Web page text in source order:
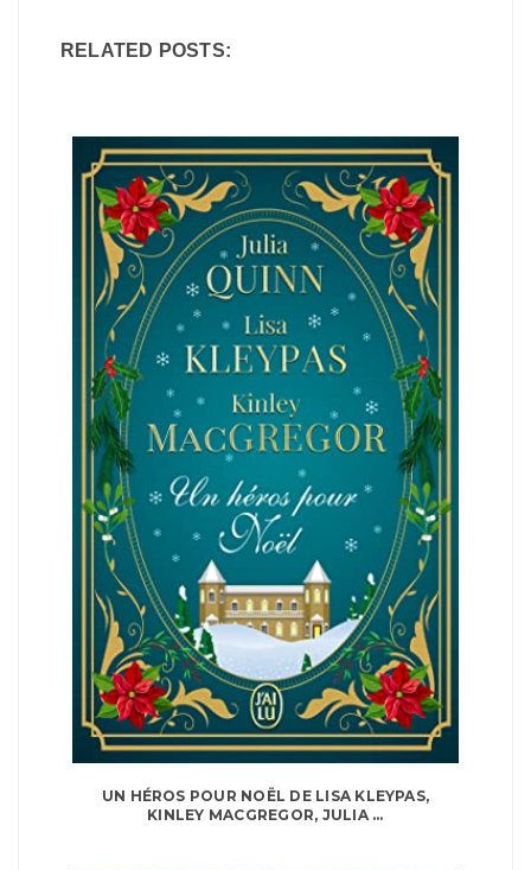
RELATED POSTS:
UN HÉROS POUR NOËL DE LISA KLEYPAS,
KINLEY MACGREGOR, JULIA ...